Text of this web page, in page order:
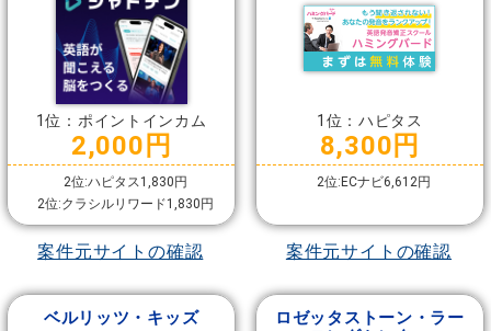
1位：ポイントインカム
2,000円
2位:ハピタス1,830円
2位:クラシルリワード1,830円
案件元サイトの確認
1位：ハピタス
8,300円
2位:ECナビ6,612円
案件元サイトの確認
ベルリッツ・キッズ
ロゼッタストーン・ラー